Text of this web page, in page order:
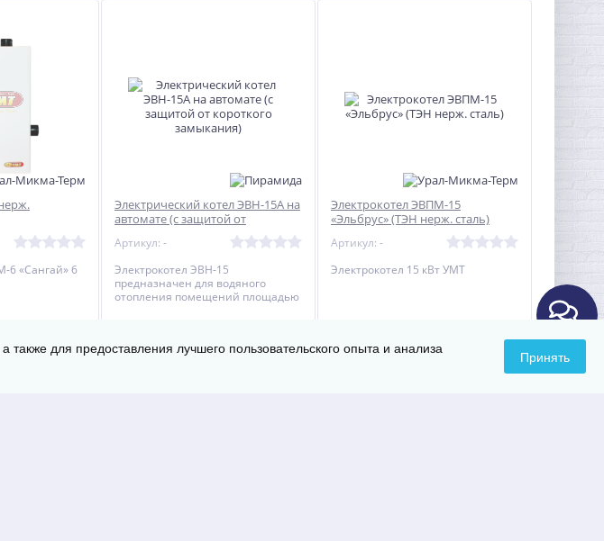
6 «Сангай» 6
Электрический котел ЭВН-15А на
автомате (с защитой от
короткого замыкания)
Артикул: -
Электрокотел ЭВН-15
предназначен для водяного
отопления помещений площадью
11 212
Электрокотел ЭВПМ-15
«Эльбрус» (ТЭН нерж. сталь)
Артикул: -
Электрокотел 15 кВт УМТ
19 333
для предоставления лучшего пользовательского опыта и анализа
Принять